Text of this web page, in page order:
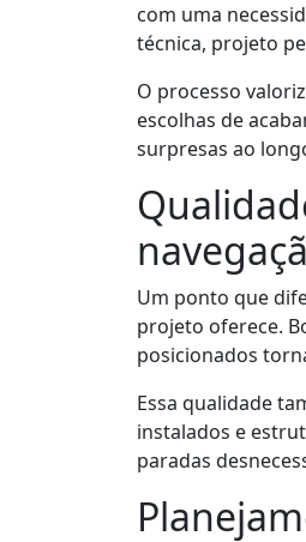
com uma
técnica, projeto
O processo
escolhas de
surpresas ao
Um ponto que
projeto oferece.
posicionados
Essa qualidade
instalados e
paradas